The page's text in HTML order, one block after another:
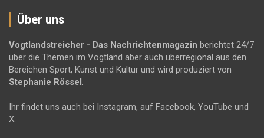
Über uns
Vogtlandstreicher - Das Nachrichtenmagazin berichtet 24/7
über die Themen im Vogtland aber auch überregional aus den
Bereichen Sport, Kunst und Kultur und wird produziert von
Stephanie Rössel .
Ihr findet uns auch bei Instagram, auf Facebook, YouTube und
X.